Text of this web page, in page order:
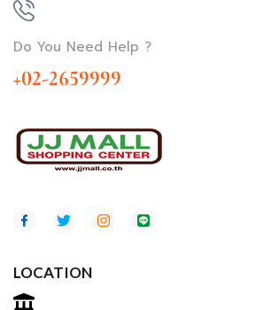
Do You Need Help ?
+02-2659999
LOCATION